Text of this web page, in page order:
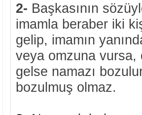
2- Başkasının
imamla beraber iki
gelip, imamın
veya omzuna
gelse namazı
bozulmuş olmaz.